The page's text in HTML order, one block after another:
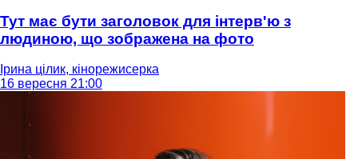
Тут має бути заголовок для інтерв'ю з
людиною, що зображена на фото
Ірина цілик, кінорежисерка
16 вересня 21:00